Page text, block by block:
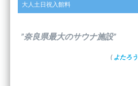
大人土日祝入館料
”奈良県最大のサウナ施設”
( よたろう